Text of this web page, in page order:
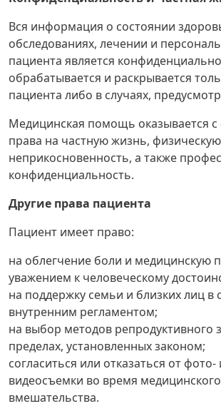
Вся информация о состоянии
обследованиях, лечении и
пациента является
обрабатывается и раскрывается
пациента либо в случаях,
Медицинская помощь оказывается
права на частную жизнь,
неприкосновенность, а также
конфиденциальность.
Другие права пациента
Пациент имеет право:
на облегчение боли и медицинскую
уважением к человеческому
на поддержку семьи и близких лиц в
внутренним регламентом;
на выбор методов репродуктивного
пределах, установленных законом;
согласиться или отказаться от фото-
видеосъемки во время медицинского
вмешательства.